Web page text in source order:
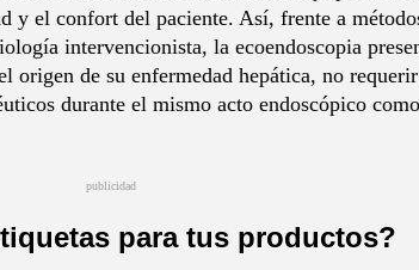
y el confort del paciente. Así, frente a
intervencionista, la ecoendoscopia
origen de su enfermedad hepática, no
durante el mismo acto endoscópico
publicidad
para tus productos?